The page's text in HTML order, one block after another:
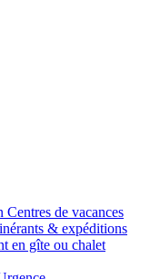
Centres de vacances
& expéditions
en gîte ou chalet